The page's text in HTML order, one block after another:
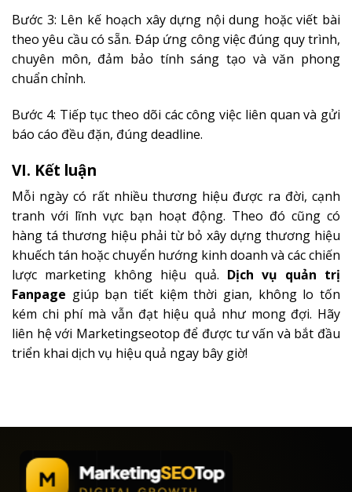
Bước 3: Lên kế hoạch xây dựng nội dung hoặc viết bài
theo yêu cầu có sẵn. Đáp ứng công việc đúng quy trình,
chuyên môn, đảm bảo tính sáng tạo và văn phong
chuẩn chỉnh.
Bước 4: Tiếp tục theo dõi các công việc liên quan và gửi
báo cáo đều đặn, đúng deadline.
VI. Kết luận
Mỗi ngày có rất nhiều thương hiệu được ra đời, cạnh
tranh với lĩnh vực bạn hoạt động. Theo đó cũng có
hàng tá thương hiệu phải từ bỏ xây dựng thương hiệu
khuếch tán hoặc chuyển hướng kinh doanh và các chiến
lược marketing không hiệu quả. Dịch vụ quản trị
Fanpage giúp bạn tiết kiệm thời gian, không lo tốn
kém chi phí mà vẫn đạt hiệu quả như mong đợi. Hãy
liên hệ với Marketingseotop để được tư vấn và bắt đầu
triển khai dịch vụ hiệu quả ngay bây giờ!